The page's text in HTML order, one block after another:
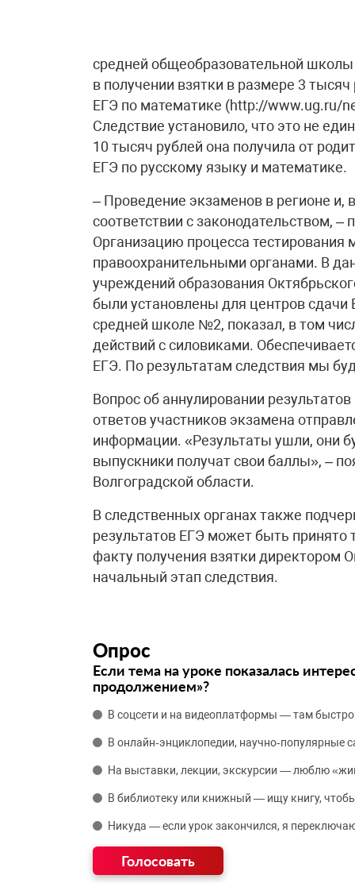
средней общеобразовательной
в получении взятки в размере 3
ЕГЭ по математике (http://www.ug.ru/
Следствие установило, что это не
10 тысяч рублей она получила от
ЕГЭ по русскому языку и математике.
– Проведение экзаменов в регионе и,
соответствии с законодательством,
Организацию процесса
правоохранительными органами. В
учреждений образования
были установлены для центров
средней школе №2, показал, в том
действий с силовиками.
ЕГЭ. По результатам следствия мы
Вопрос об аннулировании
ответов участников экзамена
информации. «Результаты ушли, они
выпускники получат свои баллы», –
Волгоградской области.
В следственных органах также
результатов ЕГЭ может быть
факту получения взятки
начальный этап следствия.
Опрос
Если тема на уроке показалась
продолжением»?
В соцсети и на видеоплатформы — там
В онлайн‑энциклопедии,
На выставки, лекции, экскурсии — люблю
В библиотеку или книжный — ищу книгу, чтобы
Никуда — если урок закончился, я